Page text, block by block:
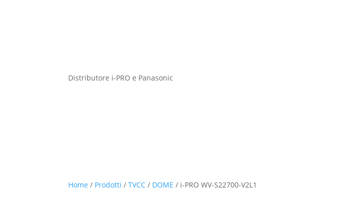
Distributore i-PRO e Panasonic
Home / Prodotti /TVCC / DOME / i-PRO WV-S22700-V2L1